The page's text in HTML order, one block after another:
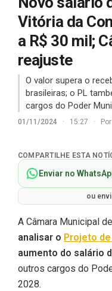
Vitória da
a R$ 30 mil;
reajuste
O valor supera o
brasileiras; o PL
cargos do Poder
01/11/2024 · 15:27 · Por
COMPARTILHE ESTA
Enviar no
ou
A Câmara Municipal
analisar o Projeto
aumento do salário
outros cargos do
2028.